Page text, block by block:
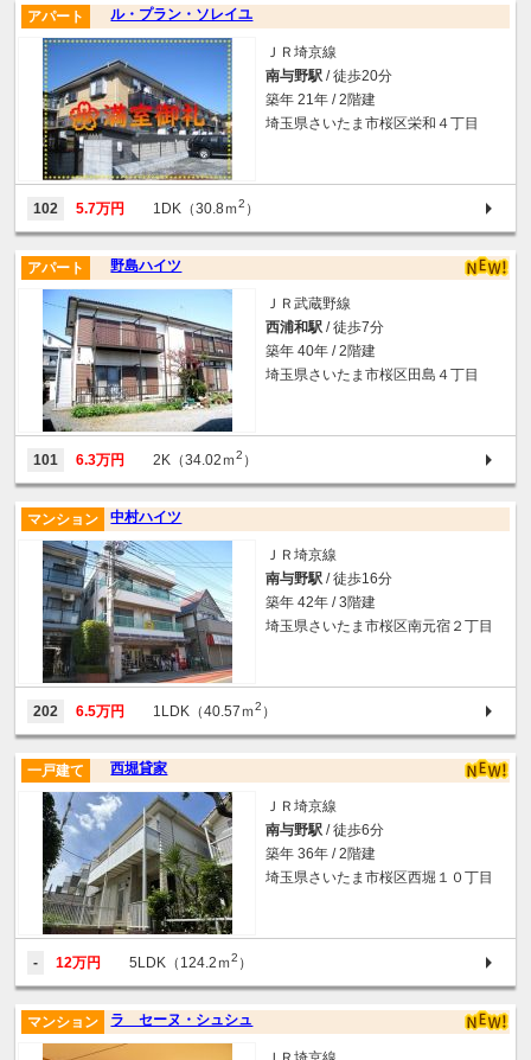
ル・プラン・ソレイユ
アパート
ＪＲ埼京線
南与野駅 / 徒歩20分
築年 21年 / 2階建
埼玉県さいたま市桜区栄和４丁目
102 5.7万円 1DK（30.8ｍ2 ）
野島ハイツ
アパート
ＪＲ武蔵野線
西浦和駅 / 徒歩7分
築年 40年 / 2階建
埼玉県さいたま市桜区田島４丁目
101 6.3万円 2K（34.02ｍ2 ）
中村ハイツ
マンション
ＪＲ埼京線
南与野駅 / 徒歩16分
築年 42年 / 3階建
埼玉県さいたま市桜区南元宿２丁目
202 6.5万円 1LDK（40.57ｍ2 ）
西堀貸家
一戸建て
ＪＲ埼京線
南与野駅 / 徒歩6分
築年 36年 / 2階建
埼玉県さいたま市桜区西堀１０丁目
- 12万円 5LDK（124.2ｍ2 ）
ラ セーヌ・シュシュ
マンション